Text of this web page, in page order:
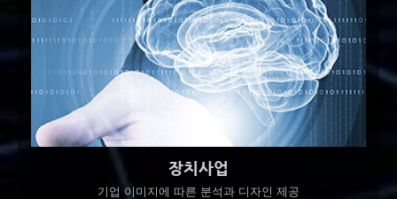
장치사업
기업 이미지에 따른 분석과 디자인 제공